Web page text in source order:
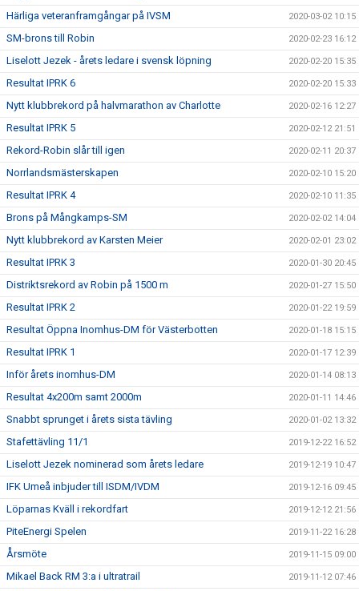
Härliga veteranframgångar på IVSM 2020-03-02 10:15
SM-brons till Robin 2020-02-23 16:12
Liselott Jezek - årets ledare i svensk löpning 2020-02-20 15:35
Resultat IPRK 6 2020-02-20 15:33
Nytt klubbrekord på halvmarathon av Charlotte 2020-02-16 12:27
Resultat IPRK 5 2020-02-12 21:51
Rekord-Robin slår till igen 2020-02-11 20:37
Norrlandsmästerskapen 2020-02-10 15:20
Resultat IPRK 4 2020-02-10 11:35
Brons på Mångkamps-SM 2020-02-02 14:04
Nytt klubbrekord av Karsten Meier 2020-02-01 23:02
Resultat IPRK 3 2020-01-30 20:45
Distriktsrekord av Robin på 1500 m 2020-01-27 15:50
Resultat IPRK 2 2020-01-22 19:59
Resultat Öppna Inomhus-DM för Västerbotten 2020-01-18 15:15
Resultat IPRK 1 2020-01-17 12:39
Inför årets inomhus-DM 2020-01-14 08:13
Resultat 4x200m samt 2000m 2020-01-11 14:46
Snabbt sprunget i årets sista tävling 2020-01-02 13:32
Stafettävling 11/1 2019-12-22 16:52
Liselott Jezek nominerad som årets ledare 2019-12-19 10:47
IFK Umeå inbjuder till ISDM/IVDM 2019-12-16 09:45
Löparnas Kväll i rekordfart 2019-12-12 21:56
PiteEnergi Spelen 2019-11-22 16:28
Årsmöte 2019-11-15 09:00
Mikael Back RM 3:a i ultratrail 2019-11-12 07:46